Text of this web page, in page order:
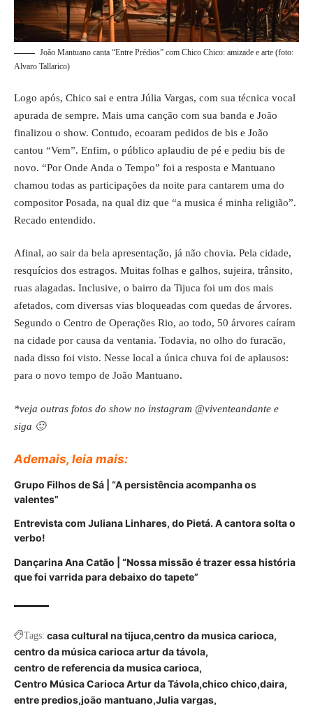
João Mantuano canta “Entre Prédios” com Chico Chico: amizade e arte (foto:
Alvaro Tallarico)
Logo após, Chico sai e entra Júlia Vargas, com sua técnica vocal
apurada de sempre. Mais uma canção com sua banda e João
finalizou o show. Contudo, ecoaram pedidos de bis e João
cantou “Vem”. Enfim, o público aplaudiu de pé e pediu bis de
novo. “Por Onde Anda o Tempo” foi a resposta e Mantuano
chamou todas as participações da noite para cantarem uma do
compositor Posada, na qual diz que “a musica é minha religião”.
Recado entendido.
Afinal, ao sair da bela apresentação, já não chovia. Pela cidade,
resquícios dos estragos. Muitas folhas e galhos, sujeira, trânsito,
ruas alagadas. Inclusive, o bairro da Tijuca foi um dos mais
afetados, com diversas vias bloqueadas com quedas de árvores.
Segundo o Centro de Operações Rio, ao todo, 50 árvores caíram
na cidade por causa da ventania. Todavia, no olho do furacão,
nada disso foi visto. Nesse local a única chuva foi de aplausos:
para o novo tempo de João Mantuano.
*veja outras fotos do show no instagram @viventeandante e
siga 🙂
Ademais, leia mais:
Grupo Filhos de Sá | “A persistência acompanha os
valentes”
Entrevista com Juliana Linhares, do Pietá. A cantora solta o
verbo!
Dançarina Ana Catão | “Nossa missão é trazer essa história
que foi varrida para debaixo do tapete”
Tags: casa cultural na tijuca centro da musica carioca
centro da música carioca artur da távola
centro de referencia da musica carioca
Centro Música Carioca Artur da Távola chico chico daira
entre predios joão mantuano Julia vargas